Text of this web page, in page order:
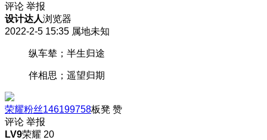
评论 举报
设计达人浏览器
2022-2-5 15:35 属地未知
纵车辇；半生归途
伴相思；遥望归期
荣耀粉丝146199758板凳 赞
评论 举报
LV9荣耀 20